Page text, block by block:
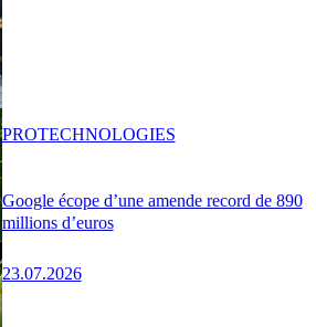
Google écope d’une amende record de 890
millions d’euros
23.07.2026
PROTECHNOLOGIES